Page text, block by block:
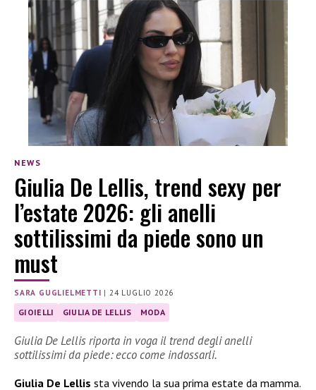
NEWS
Giulia De Lellis, trend sexy per
l’estate 2026: gli anelli
sottilissimi da piede sono un
must
SARA GUGLIELMETTI |24 LUGLIO 2026
GIOIELLI GIULIA DE LELLIS MODA
Giulia De Lellis riporta in voga il trend degli anelli
sottilissimi da piede: ecco come indossarli.
Giulia De Lellis sta vivendo la sua prima estate da mamma.